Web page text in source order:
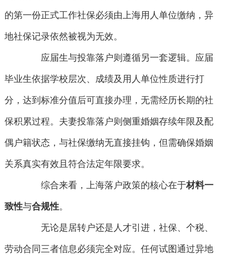
的第一份正式工作社保必须由上海用人单位缴纳，异
地社保记录依然被视为无效。
应届生与投靠落户则遵循另一套逻辑。应届
毕业生依据学校层次、成绩及用人单位性质进行打
分，达到标准分值后可直接办理，无需经历长期的社
保积累过程。夫妻投靠落户则侧重婚姻存续年限及配
偶户籍状态，与社保缴纳无直接挂钩，但需确保婚姻
关系真实有效且符合法定年限要求。
综合来看，上海落户政策的核心在于材料一
致性与合规性。
无论是居转户还是人才引进，社保、个税、
劳动合同三者信息必须完全对应。任何试图通过异地